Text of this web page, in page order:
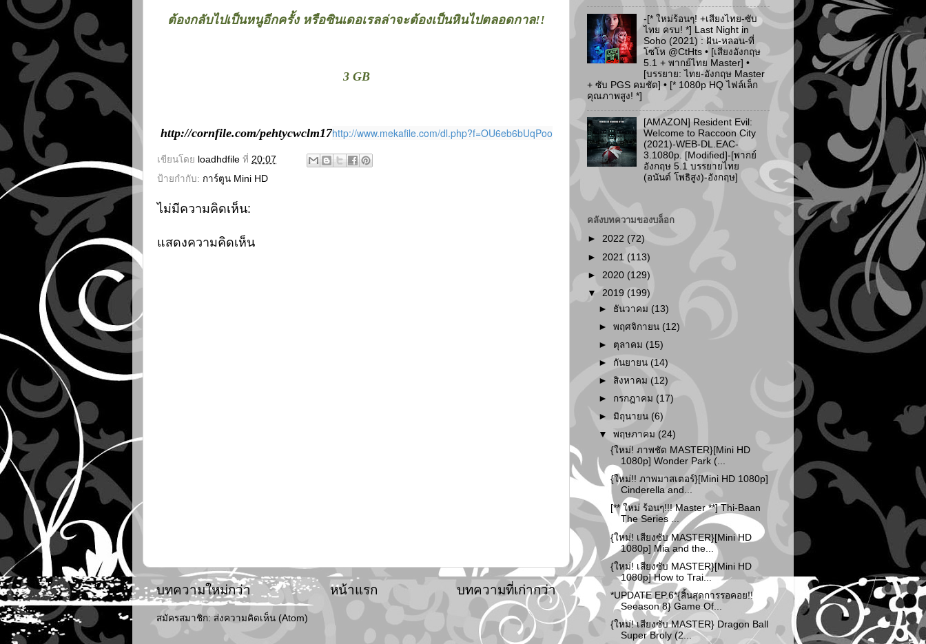
ต้องกลับไปเป็นหนูอีกครั้ง หรือซินเดอเรลล่าจะต้องเป็นหินไปตลอดกาล!!
3 GB
http://cornfile.com/pehtycwclm17http://www.mekafile.com/dl.php?f=OU6eb6bUqPoo
เขียนโดย loadhdfile ที่ 20:07
ป้ายกำกับ: การ์ตูน Mini HD
ไม่มีความคิดเห็น:
แสดงความคิดเห็น
บทความใหม่กว่า บทความที่เก่ากว่า
หน้าแรก
สมัครสมาชิก:ส่งความคิดเห็น (Atom)
-[* ใหม่ร้อนๆ! +เสียงไทย-ซับ
ไทย ครบ! *] Last Night in
Soho (2021) : ฝัน-หลอน-ที่
โซโห @CtHts • [เสียงอังกฤษ
5.1 + พากย์ไทย Master] •
[บรรยาย: ไทย-อังกฤษ Master
+ ซับ PGS คมชัด] • [* 1080p HQ ไฟล์เล็ก
คุณภาพสูง! *]
[AMAZON] Resident Evil:
Welcome to Raccoon City
(2021)-WEB-DL.EAC-
3.1080p. [Modified]-[พากย์
อังกฤษ 5.1 บรรยายไทย
(อนันต์ โพธิสูง)-อังกฤษ]
คลังบทความของบล็อก
► 2022 (72)
► 2021 (113)
► 2020 (129)
▼ 2019 (199)
► ธันวาคม (13)
►พฤศจิกายน (12)
► ตุลาคม (15)
► กันยายน (14)
►สิงหาคม(12)
► กรกฎาคม (17)
►มิถุนายน (6)
▼พฤษภาคม (24)
{ใหม่! ภาพชัด MASTER}[Mini HD
1080p] Wonder Park (...
{ใหม่!! ภาพมาสเตอร์}[Mini HD 1080p]
Cinderella and...
[** ใหม่ ร้อนๆ!!! Master **] Thi-Baan
The Series ...
{ใหม่! เสียงซับ MASTER}[Mini HD
1080p] Mia and the...
{ใหม่! เสียงซับ MASTER}[Mini HD
1080p] How to Trai...
*UPDATE EP.6*{สิ้นสุดการรอคอย!!
Seeason 8} Game Of...
{ใหม่! เสียงซับ MASTER} Dragon Ball
Super Broly (2...